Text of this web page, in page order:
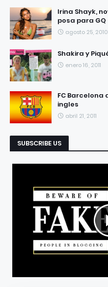
RECIENTES
Irina Shayk,
posa para GQ
agosto 25, 2010
Shakira y
enero 16, 2011
FC Barcelona
ingles
abril 21, 2011
SUBSCRIBE US